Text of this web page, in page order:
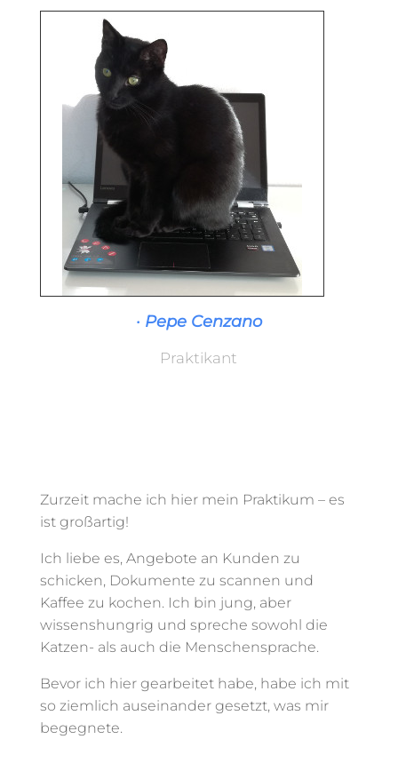
· Pepe Cenzano
Praktikant
Zurzeit mache ich hier mein Praktikum – es
ist großartig!
Ich liebe es, Angebote an Kunden zu
schicken, Dokumente zu scannen und
Kaffee zu kochen. Ich bin jung, aber
wissenshungrig und spreche sowohl die
Katzen- als auch die Menschensprache.
Bevor ich hier gearbeitet habe, habe ich mit
so ziemlich auseinander gesetzt, was mir
begegnete.